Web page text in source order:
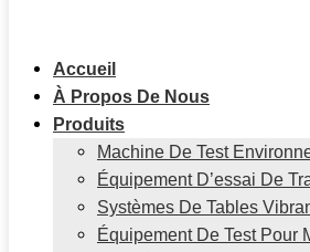
Accueil
À Propos De Nous
Produits
Machine De Test
Équipement D’essai De
Systèmes De Tables
Équipement De Test Pour